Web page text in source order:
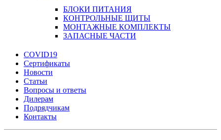
БЛОКИ ПИТАНИЯ
КОНТРОЛЬНЫЕ ЩИТЫ
МОНТАЖНЫЕ КОМПЛЕКТЫ
ЗАПАСНЫЕ ЧАСТИ
COVID19
Сертификаты
Новости
Статьи
Вопросы и ответы
Дилерам
Подрядчикам
Контакты